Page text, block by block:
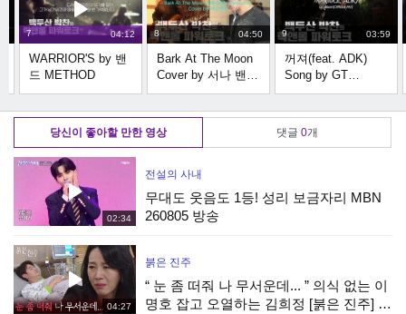
7 04:12
WARRIOR'S by 밴
드 METHOD
8 04:50
Bark At The Moon
Cover by 서나 밴드
(원곡 Ozzy
Osbourne)
9 03:59
꺼져(feat. ADK)
Song by GT
Bison[Official MV]
당신이 좋아할 만한 영상 댓글 0개
02:34
전설의 사내
무대도 웃음도 1등! 성리 보금자리 MBN
260805 방송
04:27
붉은 진주
“ 눈 좀 떠줘 나 무서운데... ” 의식 없는 이
명호 잡고 오열하는 김희정 [붉은 진주] |